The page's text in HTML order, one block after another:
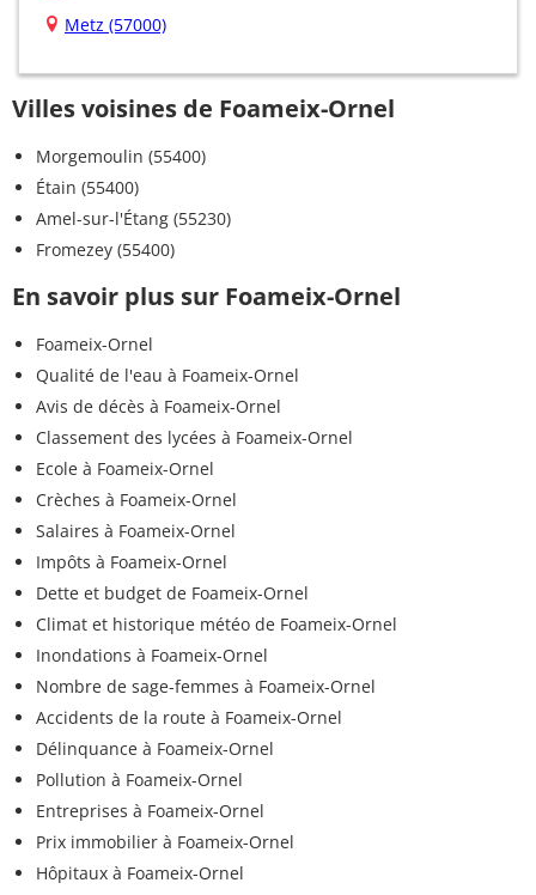
Metz (57000)
Villes voisines de Foameix-Ornel
Morgemoulin (55400)
Étain (55400)
Amel-sur-l'Étang (55230)
Fromezey (55400)
En savoir plus sur Foameix-Ornel
Foameix-Ornel
Qualité de l'eau à Foameix-Ornel
Avis de décès à Foameix-Ornel
Classement des lycées à Foameix-Ornel
Ecole à Foameix-Ornel
Crèches à Foameix-Ornel
Salaires à Foameix-Ornel
Impôts à Foameix-Ornel
Dette et budget de Foameix-Ornel
Climat et historique météo de Foameix-Ornel
Inondations à Foameix-Ornel
Nombre de sage-femmes à Foameix-Ornel
Accidents de la route à Foameix-Ornel
Délinquance à Foameix-Ornel
Pollution à Foameix-Ornel
Entreprises à Foameix-Ornel
Prix immobilier à Foameix-Ornel
Hôpitaux à Foameix-Ornel